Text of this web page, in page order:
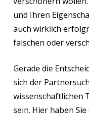
und Ihren
auch wirklich
falschen oder
Gerade die
sich der
wissenschaftlichen
sein. Hier haben